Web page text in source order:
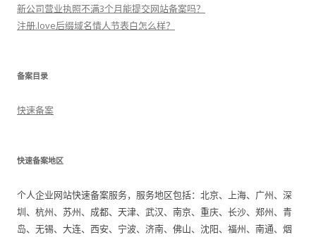
新公司营业执照不满3个月能提交网站备案吗？
注册.love后缀域名情人节表白怎么样？
备案目录
快速备案
快速备案地区
个人企业网站快速备案服务，服务地区包括：北京、上海、广州、深
圳、杭州、苏州、成都、天津、武汉、南京、重庆、长沙、郑州、青
岛、无锡、大连、西安、宁波、济南、佛山、沈阳、福州、南通、烟